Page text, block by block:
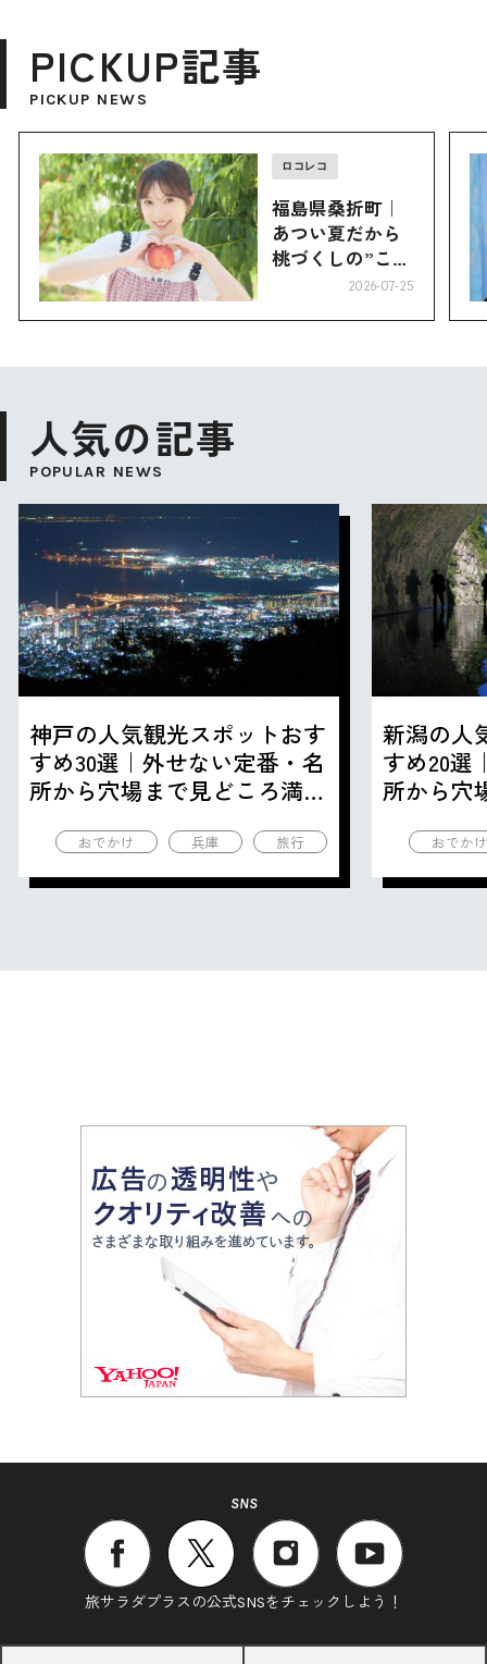
PICKUP記事
PICKUP NEWS
ロコレコ
福島県桑折町｜
あつい夏だから
桃づくしの”こお
2026-07-25
人気の記事
POPULAR NEWS
神戸の人気観光スポットおす
すめ30選｜外せない定番・名
所から穴場まで見どころ満載
おでかけ 兵庫 旅行
新潟の人
すめ20選
所から穴
おでか
SNS
旅サラダプラスの公式SNSをチェックしよう！